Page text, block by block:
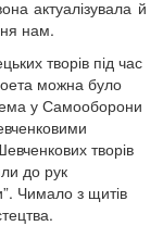
актуалізувала й
нам.
творів під час
можна було
у Самооборони
творів
до рук
Чимало з щитів